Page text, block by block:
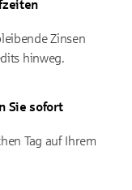
Zinsen
hinweg.
Sie sofort
Tag auf Ihrem